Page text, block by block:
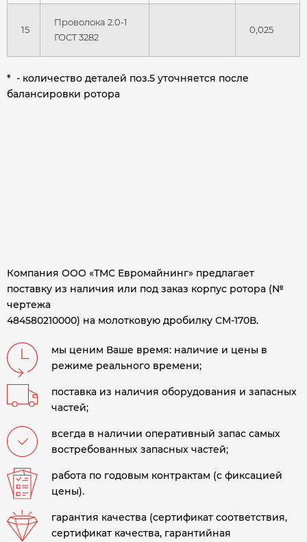
15
Проволока 2.0-1
ГОСТ 3282
0,025
* - количество деталей поз.5 уточняется после
балансировки ротора
Компания ООО «ТМС Евромайнинг» предлагает
поставку из наличия или под заказ корпус ротора (№
чертежа
484580210000) на молотковую дробилку СМ-170В.
мы ценим Ваше время: наличие и цены в
режиме реального времени;
поставка из наличия оборудования и запасных
частей;
всегда в наличии оперативный запас самых
востребованных запасных частей;
работа по годовым контрактам (с фиксацией
цены).
гарантия качества (сертификат соответствия,
сертификат качества, гарантийная